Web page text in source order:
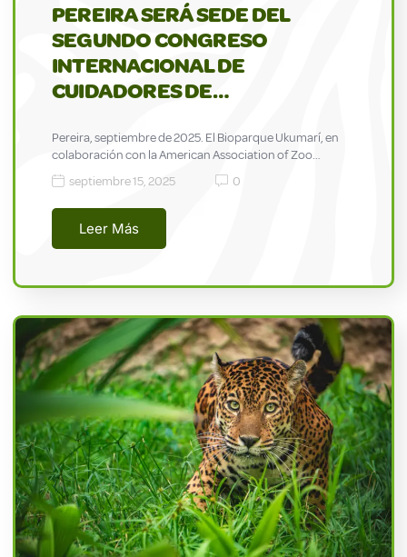
PEREIRA SERÁ SEDE DEL
SEGUNDO CONGRESO
INTERNACIONAL DE
CUIDADORES DE…
Pereira, septiembre de 2025. El Bioparque Ukumarí, en
colaboración con la American Association of Zoo…
septiembre 15, 2025
0
Leer Más